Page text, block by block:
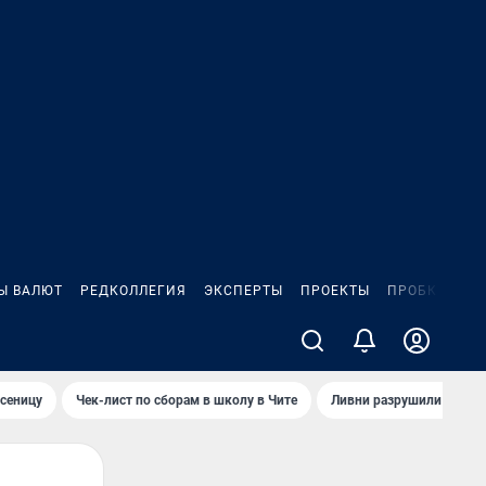
ВАЛЮТ РЕДКОЛЛЕГИЯ ЭКСПЕРТЫ ПРОЕКТЫ ПРОБКИ
Чек-лист по сборам в школу в Чите Ливни разрушили